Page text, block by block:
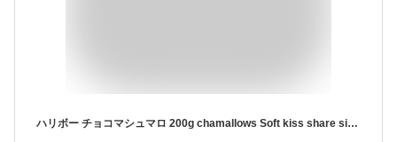
ハリボー チョコマシュマロ 200g chamallows Soft kiss share size (×1袋)